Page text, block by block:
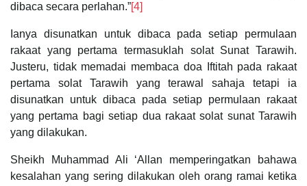
dibaca secara perlahan.”[4]
Ianya disunatkan untuk dibaca pada setiap permulaan
rakaat yang pertama termasuklah solat Sunat Tarawih.
Justeru, tidak memadai membaca doa Iftitah pada rakaat
pertama solat Tarawih yang terawal sahaja tetapi ia
disunatkan untuk dibaca pada setiap permulaan rakaat
yang pertama bagi setiap dua rakaat solat sunat Tarawih
yang dilakukan.
Sheikh Muhammad Ali ‘Allan memperingatkan bahawa
kesalahan yang sering dilakukan oleh orang ramai ketika